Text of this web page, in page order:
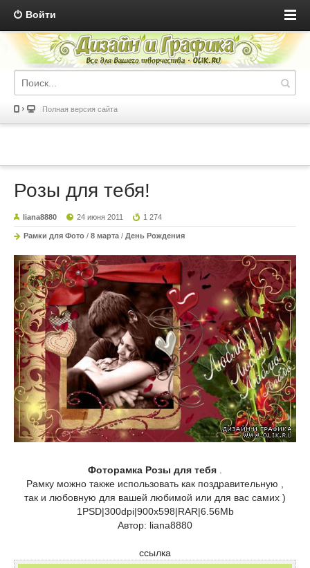
Войти
Полная версия сайта
Розы для тебя!
liana8880 24 июня 2011 1 274
Рамки для Фото / 8 марта / День Рождения
Фоторамка Розы для тебя
Рамку можно также использовать как поздравительную ,
так и любовную для вашей любимой или для вас самих )
1PSD|300dpi|900х598|RAR|6.56Mb
Автор: liana8880
ссылка